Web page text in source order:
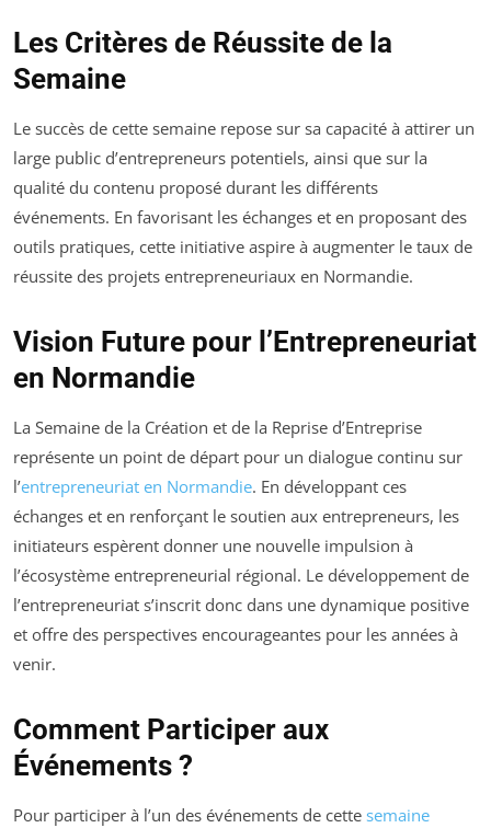
Les Critères de Réussite de la
Semaine
Le succès de cette semaine repose sur sa capacité à attirer un
large public d’entrepreneurs potentiels, ainsi que sur la
qualité du contenu proposé durant les différents
événements. En favorisant les échanges et en proposant des
outils pratiques, cette initiative aspire à augmenter le taux de
réussite des projets entrepreneuriaux en Normandie.
Vision Future pour l’Entrepreneuriat
en Normandie
La Semaine de la Création et de la Reprise d’Entreprise
représente un point de départ pour un dialogue continu sur
l’entrepreneuriat en Normandie. En développant ces
échanges et en renforçant le soutien aux entrepreneurs, les
initiateurs espèrent donner une nouvelle impulsion à
l’écosystème entrepreneurial régional. Le développement de
l’entrepreneuriat s’inscrit donc dans une dynamique positive
et offre des perspectives encourageantes pour les années à
venir.
Comment Participer aux
Événements ?
Pour participer à l’un des événements de cette semaine